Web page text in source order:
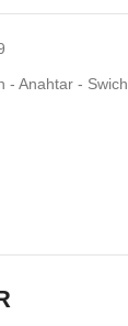
- Anahtar - Swich